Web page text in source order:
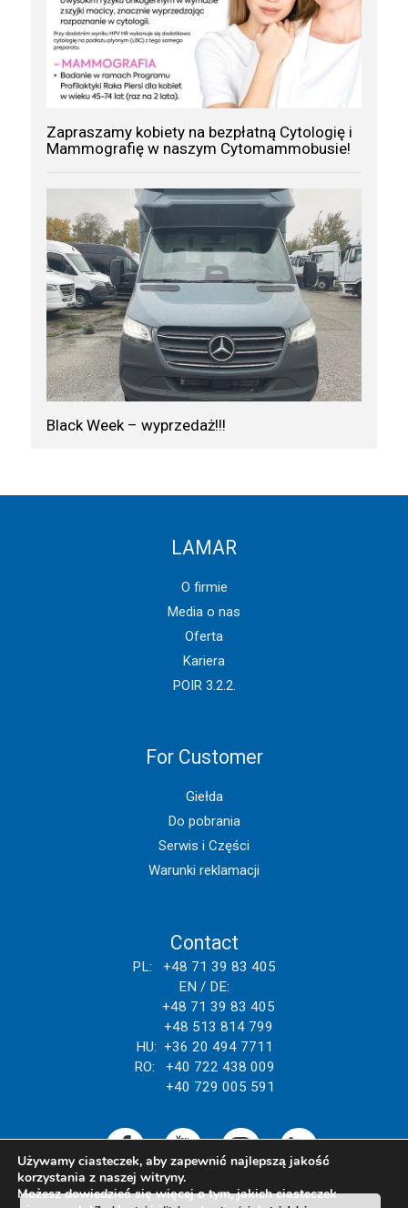
Zapraszamy kobiety na bezpłatną Cytologię i
Mammografię w naszym Cytomammobusie!
Black Week – wyprzedaż!!!
LAMAR
O firmie
Media o nas
Oferta
Kariera
POIR 3.2.2.
For Customer
Giełda
Do pobrania
Serwis i Części
Warunki reklamacji
Contact
PL: +48 71 39 83 405
EN / DE:
+48 71 39 83 405
+48 513 814 799
HU: +36 20 494 7711
RO: +40 722 438 009
+40 729 005 591
Używamy ciasteczek, aby zapewnić najlepszą jakość
korzystania z naszej witryny.
Możesz dowiedzieć się więcej o tym, jakich ciasteczek